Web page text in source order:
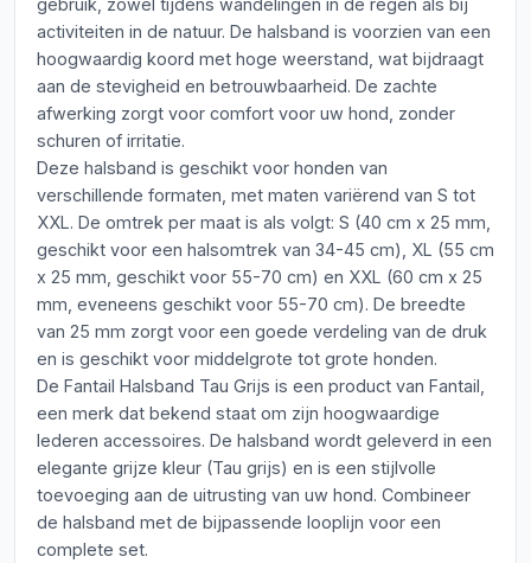
gebruik, zowel tijdens wandelingen in de regen als bij
activiteiten in de natuur. De halsband is voorzien van een
hoogwaardig koord met hoge weerstand, wat bijdraagt
aan de stevigheid en betrouwbaarheid. De zachte
afwerking zorgt voor comfort voor uw hond, zonder
schuren of irritatie.
Deze halsband is geschikt voor honden van
verschillende formaten, met maten variërend van S tot
XXL. De omtrek per maat is als volgt: S (40 cm x 25 mm,
geschikt voor een halsomtrek van 34-45 cm), XL (55 cm
x 25 mm, geschikt voor 55-70 cm) en XXL (60 cm x 25
mm, eveneens geschikt voor 55-70 cm). De breedte
van 25 mm zorgt voor een goede verdeling van de druk
en is geschikt voor middelgrote tot grote honden.
De Fantail Halsband Tau Grijs is een product van Fantail,
een merk dat bekend staat om zijn hoogwaardige
lederen accessoires. De halsband wordt geleverd in een
elegante grijze kleur (Tau grijs) en is een stijlvolle
toevoeging aan de uitrusting van uw hond. Combineer
de halsband met de bijpassende looplijn voor een
complete set.